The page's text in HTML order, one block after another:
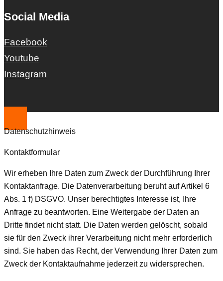
Social Media
Facebook
Youtube
Instagram
Datenschutzhinweis
Kontaktformular
Wir erheben Ihre Daten zum Zweck der Durchführung Ihrer
Kontaktanfrage. Die Datenverarbeitung beruht auf Artikel 6
Abs. 1 f) DSGVO. Unser berechtigtes Interesse ist, Ihre
Anfrage zu beantworten. Eine Weitergabe der Daten an
Dritte findet nicht statt. Die Daten werden gelöscht, sobald
sie für den Zweck ihrer Verarbeitung nicht mehr erforderlich
sind. Sie haben das Recht, der Verwendung Ihrer Daten zum
Zweck der Kontaktaufnahme jederzeit zu widersprechen.